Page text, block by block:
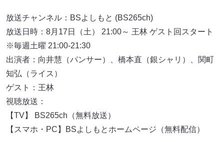
放送チャンネル：BSよしもと (BS265ch)
放送日時：8月17日（土） 21:00～ 王林 ゲスト回スタート
※毎週土曜 21:00-21:30
出演者：向井慧（パンサー）、橋本直（銀シャリ）、関町
知弘（ライス）
ゲスト：王林
視聴放送：
【TV】 BS265ch（無料放送）
【スマホ・PC】BSよしもとホームページ（無料配信）